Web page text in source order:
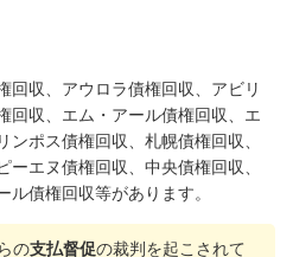
収、アウロラ債権回収、アビリ
回収、エム・アール債権回収、エ
ポス債権回収、札幌債権回収、
エヌ債権回収、中央債権回収、
債権回収等があります。
の支払督促の裁判を起こされて